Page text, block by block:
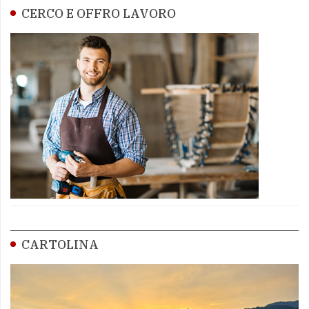
CERCO E OFFRO LAVORO
CARTOLINA